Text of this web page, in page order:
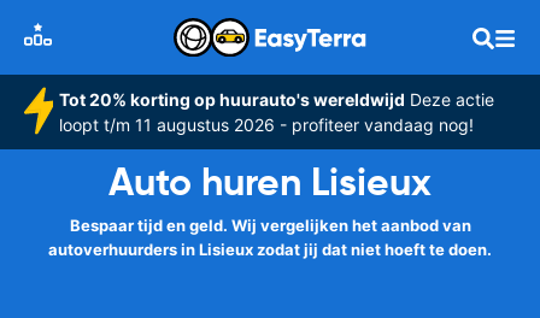
Tot 20% korting op huurauto's wereldwijd Deze actie
loopt t/m 11 augustus 2026 - profiteer vandaag nog!
Auto huren Lisieux
Bespaar tijd en geld. Wij vergelijken het aanbod van
autoverhuurders in Lisieux zodat jij dat niet hoeft te doen.